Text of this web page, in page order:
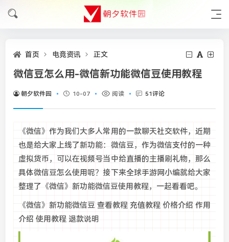
首页 电竞资讯 正文
微信豆怎么用-微信新功能微信豆使用教程
朝夕软件园 10-07 阅读 51评论
《微信》作为我们大多人常用的一款聊天社交软件，近期
也是给大家上线了新功能：微信豆，作为微信支付的一种
虚拟货币，可以在视频号当中给直播的主播刷礼物，那么
具体微信豆怎么使用呢？接下来全球手游网小编就给大家
整理了《微信》新功能微信豆使用教程，一起看看吧。
《微信》新功能微信豆 查看教程 充值教程 价格介绍 作用
介绍 使用教程 退款说明